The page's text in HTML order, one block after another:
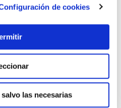
de cookies
las necesarias
€
al carrito